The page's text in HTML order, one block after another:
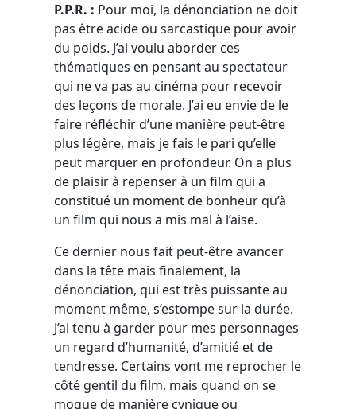
P.P.R. : Pour moi, la dénonciation ne doit
pas être acide ou sarcastique pour avoir
du poids. J’ai voulu aborder ces
thématiques en pensant au spectateur
qui ne va pas au cinéma pour recevoir
des leçons de morale. J’ai eu envie de le
faire réfléchir d’une manière peut-être
plus légère, mais je fais le pari qu’elle
peut marquer en profondeur. On a plus
de plaisir à repenser à un film qui a
constitué un moment de bonheur qu’à
un film qui nous a mis mal à l’aise.
Ce dernier nous fait peut-être avancer
dans la tête mais finalement, la
dénonciation, qui est très puissante au
moment même, s’estompe sur la durée.
J’ai tenu à garder pour mes personnages
un regard d’humanité, d’amitié et de
tendresse. Certains vont me reprocher le
côté gentil du film, mais quand on se
moque de manière cynique ou